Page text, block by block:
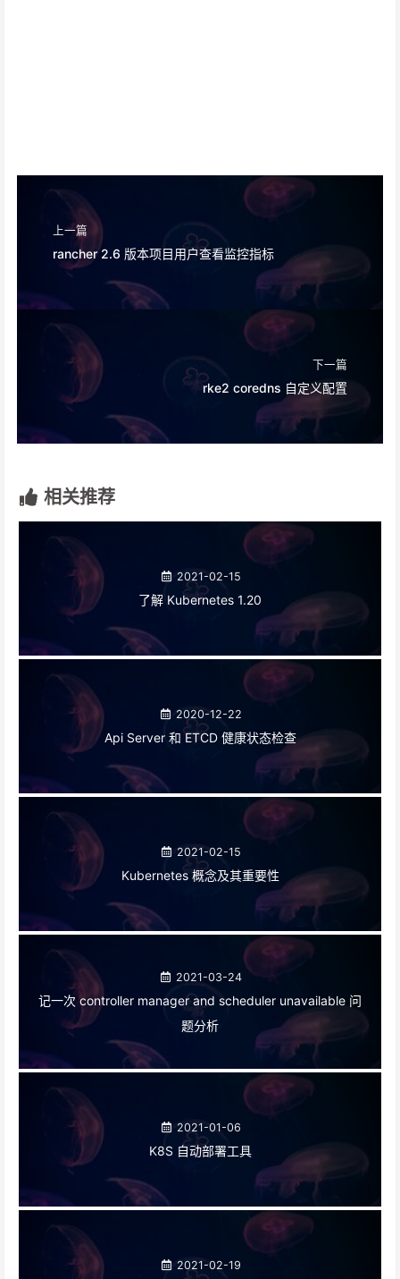
上一篇
rancher 2.6 版本项目用户查看监控指标
下一篇
rke2 coredns 自定义配置
相关推荐
2021-02-15
了解 Kubernetes 1.20
2020-12-22
Api Server 和 ETCD 健康状态检查
2021-02-15
Kubernetes 概念及其重要性
2021-03-24
记一次 controller manager and scheduler unavailable 问
题分析
2021-01-06
K8S 自动部署工具
2021-02-19